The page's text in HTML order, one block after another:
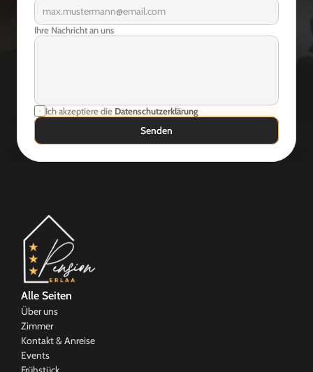
Ihre Nachricht an uns
Ich akzeptiere die Datenschutzerklärung
Senden
Alle Seiten
Über uns
Zimmer
Kontakt & Anreise
Events